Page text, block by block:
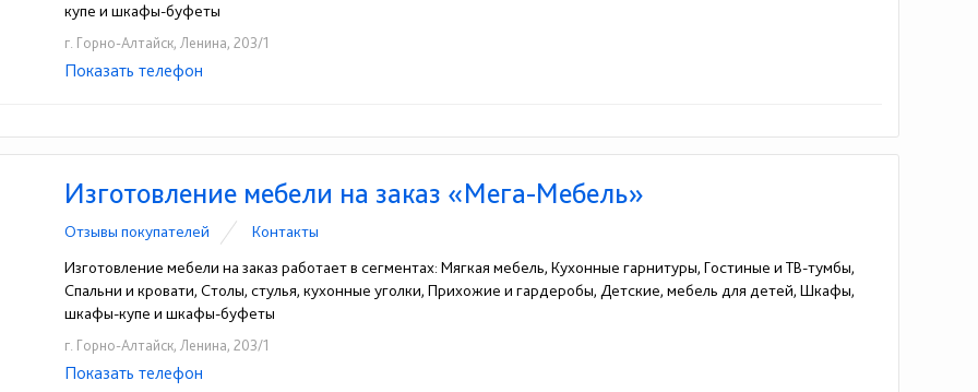
купе и шкафы-буфеты
г. Горно-Алтайск, Ленина, 203/1
☎+7-929-390-95-55
Показать телефон
Изготовление мебели на заказ «Мега-Мебель»
Отзывы покупателей
Контакты
Изготовление мебели на заказ работает в сегментах: Мягкая мебель, Кухонные гарнитуры, Гостиные и ТВ-тумбы,
Спальни и кровати, Столы, стулья, кухонные уголки, Прихожие и гардеробы, Детские, мебель для детей, Шкафы,
шкафы-купе и шкафы-буфеты
г. Горно-Алтайск, Ленина, 203/1
☎+7-929-390-95-55
Показать телефон